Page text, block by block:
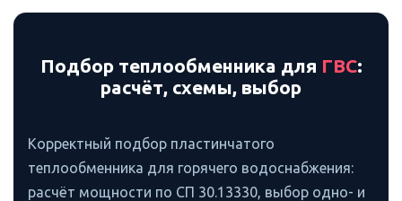
Подбор теплообменника для ГВС:
расчёт, схемы, выбор
Корректный подбор пластинчатого
теплообменника для горячего водоснабжения:
расчёт мощности по СП 30.13330, выбор одно- и